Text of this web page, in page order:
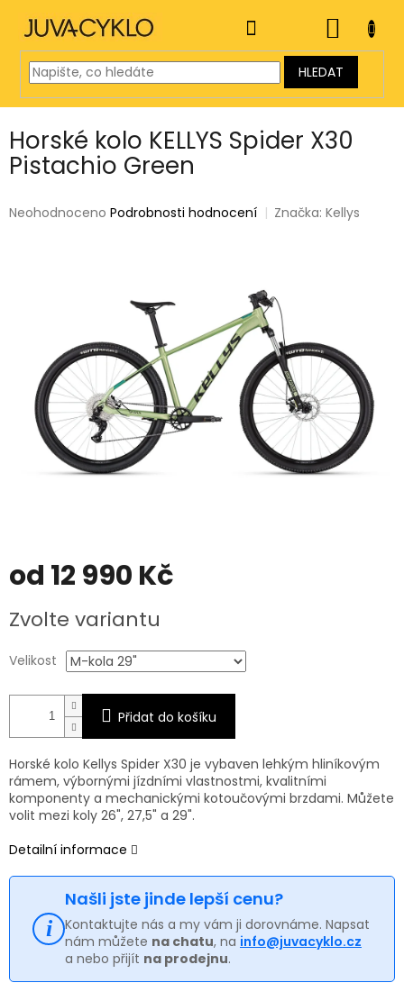
obsah
HLEDAT
KOŠÍK
Horské kolo KELLYS Spider X30
Pistachio Green
Průměrné
Neohodnoceno Podrobnosti hodnocení Značka:Kellys
od 12 990 Kč
cena:
Zvolte variantu
Velikost
Přidat do košíku
Horské kolo Kellys Spider X30 je vybaven lehkým hliníkovým
rámem, výbornými jízdními vlastnostmi, kvalitními
komponenty a mechanickými kotoučovými brzdami. Můžete
volit mezi koly 26", 27,5" a 29".
Detailní informace
Našli jste jinde lepší cenu?
Kontaktujte nás a my vám ji dorovnáme. Napsat
nám můžete na chatu, na info@juvacyklo.cz
a nebo přijít na prodejnu.